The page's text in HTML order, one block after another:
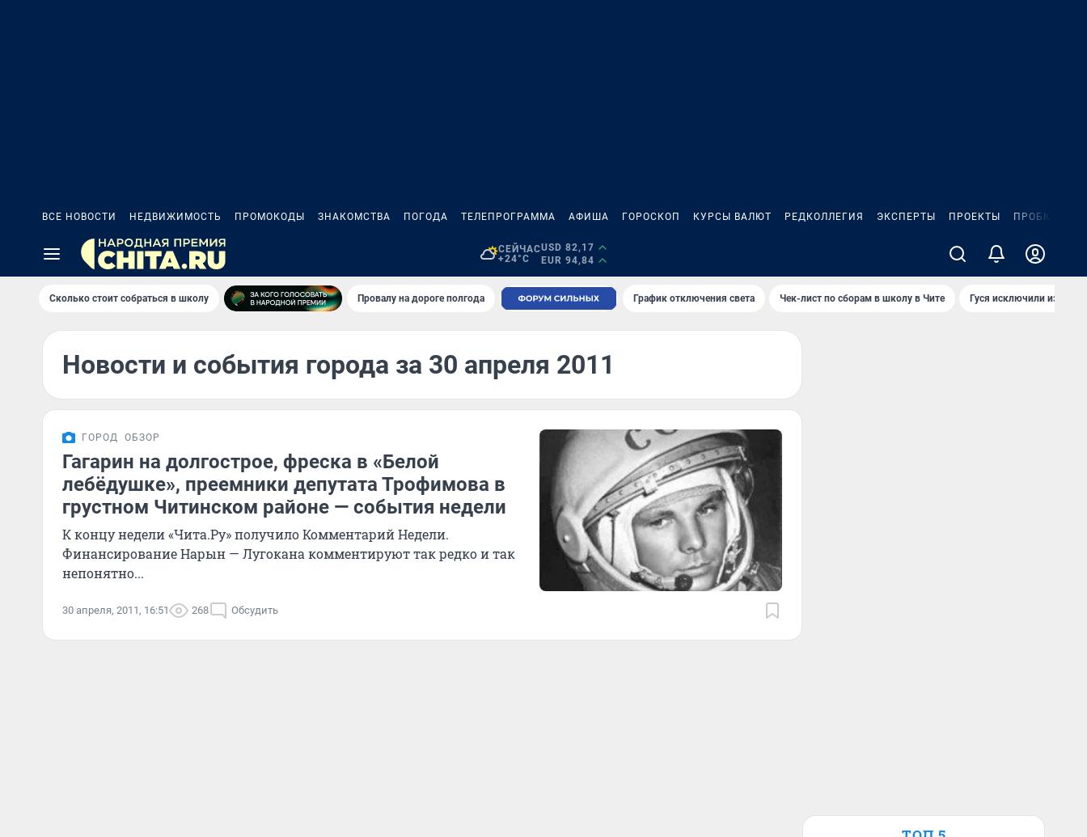
ВСЕ НОВОСТИ НЕДВИЖИМОСТЬ ПРОМОКОДЫ ЗНАКОМСТВА ПОГОДА ТЕЛЕПРОГРАММА АФИША ГОРОСКОП КУРСЫ ВАЛЮТ РЕДКОЛЛЕГИЯ ЭКСПЕРТЫ ПРОЕКТЫ ПРОБКИ
СЕЙЧАС
+24°C
USD 82,17
EUR 94,84
Сколько стоит собраться в школу Провалу на дороге полгода График отключения света Чек-лист по сборам в школу в Чите Гуся исключили из
Новости и события города за 30 апреля 2011
ГОРОД ОБЗОР
Гагарин на долгострое, фреска в «Белой
лебёдушке», преемники депутата Трофимова в
грустном Читинском районе — события недели
К концу недели «Чита.Ру» получило Комментарий Недели.
Финансирование Нарын — Лугокана комментируют так редко и так
непонятно...
30 апреля, 2011, 16:51 268 Обсудить